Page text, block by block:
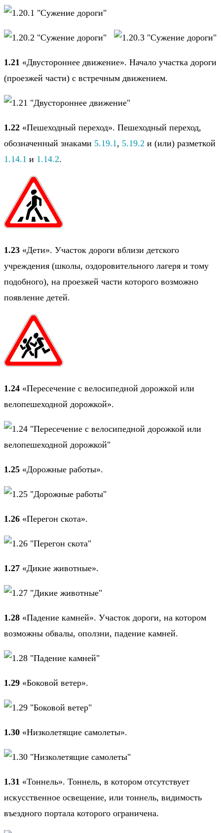
1.21 «Двустороннее движение». Начало участка дороги
(проезжей части) с встречным движением.
1.22 «Пешеходный переход». Пешеходный переход,
обозначенный знаками 5.19.1 , 5.19.2 и (или) разметкой
1.14.1 и 1.14.2.
1.23 «Дети». Участок дороги вблизи детского
учреждения (школы, оздоровительного лагеря и тому
подобного), на проезжей части которого возможно
появление детей.
1.24 «Пересечение с велосипедной дорожкой или
велопешеходной дорожкой».
1.25 «Дорожные работы».
1.26 «Перегон скота».
1.27 «Дикие животные».
1.28 «Падение камней». Участок дороги, на котором
возможны обвалы, оползни, падение камней.
1.29 «Боковой ветер».
1.30 «Низколетящие самолеты».
1.31 «Тоннель». Тоннель, в котором отсутствует
искусственное освещение, или тоннель, видимость
въездного портала которого ограничена.